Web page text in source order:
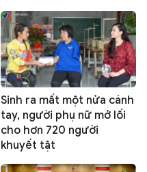
Sinh ra mất một nửa cánh
tay, người phụ nữ mở lối
cho hơn 720 người
khuyết tật